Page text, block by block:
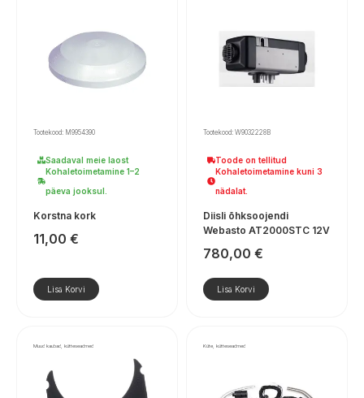
Tootekood: M9954390
Saadaval meie laost
Kohaletoimetamine 1–2
päeva jooksul.
Korstna kork
11,00 €
Lisa Korvi
Tootekood: W9032228B
Toode on tellitud
Kohaletoimetamine kuni 3
nädalat.
Diisli õhksoojendi
Webasto AT2000STC 12V
780,00 €
Lisa Korvi
Muud kaubad, kütteseadmed Küte, kütteseadmed